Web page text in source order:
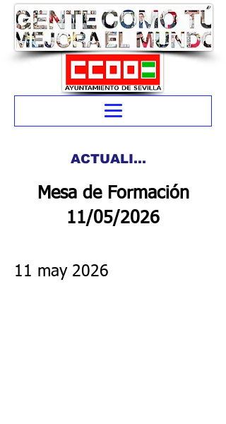
ACTUALIDAD
Mesa de Formación
11/05/2026
11 may 2026